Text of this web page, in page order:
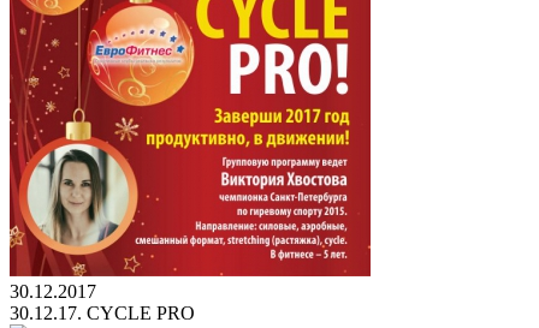
30.12.2017
30.12.17. CYCLE PRO